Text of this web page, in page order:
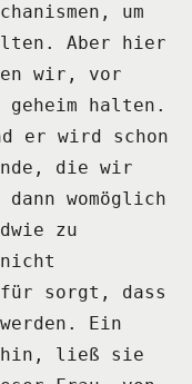
um
Aber hier
wir, vor
halten.
er wird schon
die wir
dann womöglich
zu
sorgt, dass
Ein
hin, ließ sie